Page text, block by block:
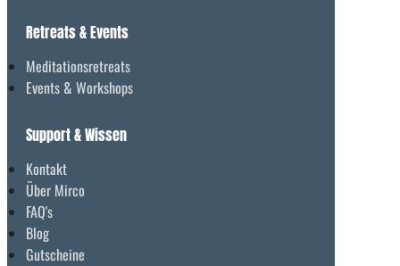
Retreats & Events
Meditationsretreats
Events & Workshops
Support & Wissen
Kontakt
Über Mirco
FAQ's
Blog
Gutscheine